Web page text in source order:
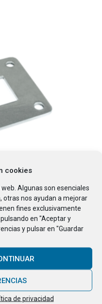
cookies
Algunas son esenciales
otras nos ayudan a mejorar
fines exclusivamente
en "Aceptar y
y pulsar en "Guardar
de privacidad
€